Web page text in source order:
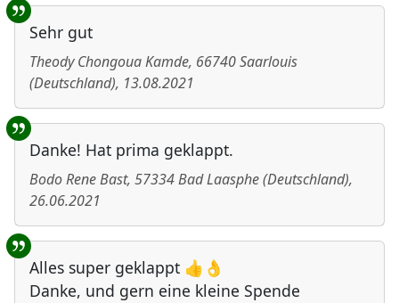
Sehr gut
Theody Chongoua Kamde, 66740Saarlouis
(Deutschland), 13.08.2021
Danke! Hat prima geklappt.
Bodo Rene Bast, 57334Bad Laasphe(Deutschland),
26.06.2021
Alles super geklappt 👍👌
Danke, und gern eine kleine Spende